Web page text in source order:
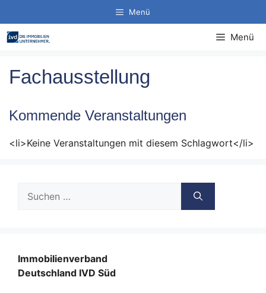
Inhalt
springen
Menü
Menü
Fachausstellung
Kommende Veranstaltungen
<li>Keine Veranstaltungen mit diesem Schlagwort</li>
nach:
Immobilienverband
Deutschland IVD Süd